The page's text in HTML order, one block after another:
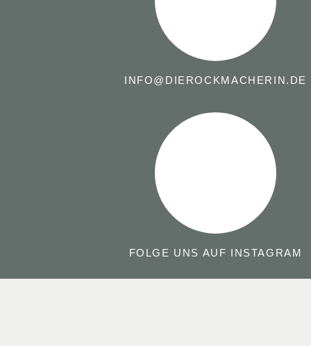
INFO@DIEROCKMACHERIN.DE
FOLGE UNS AUF INSTAGRAM